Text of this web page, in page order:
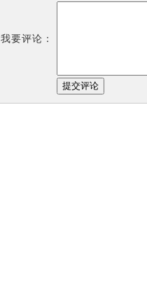
我要评论：